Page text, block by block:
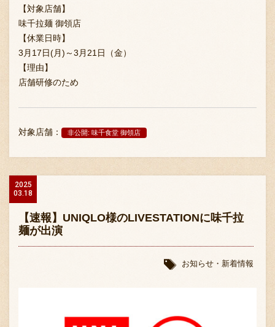
【対象店舗】
味千拉麺 御領店
【休業日時】
3月17日(月)～3月21日（金）
【理由】
店舗研修のため
対象店舗： 非公開: 味千食堂 御領店
2025
03.18
【速報】UNIQLO様のLIVESTATIONに味千拉
麺が出演
お知らせ・新着情報